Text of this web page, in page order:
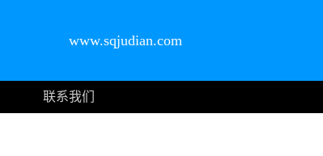
www.sqjudian.com
联系我们